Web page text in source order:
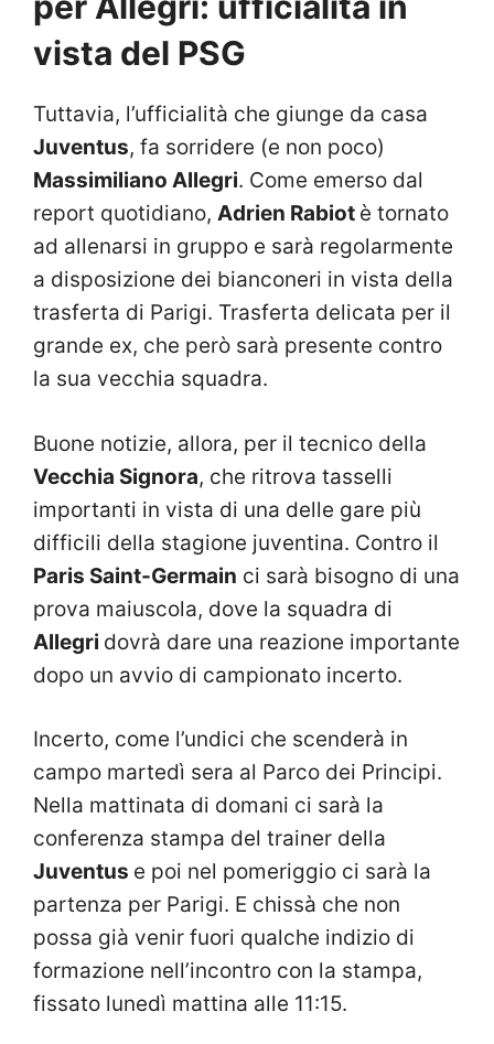
vista del PSG
Tuttavia, l’ufficialità che giunge da casa
Juventus, fa sorridere (e non poco)
Massimiliano Allegri. Come emerso dal
report quotidiano, Adrien Rabiot è tornato
ad allenarsi in gruppo e sarà regolarmente
a disposizione dei bianconeri in vista della
trasferta di Parigi. Trasferta delicata per il
grande ex, che però sarà presente contro
la sua vecchia squadra.
Buone notizie, allora, per il tecnico della
Vecchia Signora, che ritrova tasselli
importanti in vista di una delle gare più
difficili della stagione juventina. Contro il
Paris Saint-Germain ci sarà bisogno di una
prova maiuscola, dove la squadra di
Allegri dovrà dare una reazione importante
dopo un avvio di campionato incerto.
Incerto, come l’undici che scenderà in
campo martedì sera al Parco dei Principi.
Nella mattinata di domani ci sarà la
conferenza stampa del trainer della
Juventus e poi nel pomeriggio ci sarà la
partenza per Parigi. E chissà che non
possa già venir fuori qualche indizio di
formazione nell’incontro con la stampa,
fissato lunedì mattina alle 11:15.